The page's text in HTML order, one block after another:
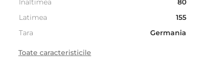
Inaltimea
80
Latimea
155
Tara
Germania
Sezonalitate
Toate caracteristicile